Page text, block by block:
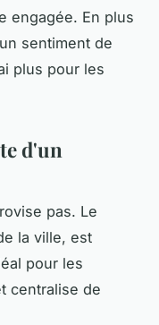
engagée. En plus
sentiment de
plus pour les
d'un
pas. Le
la ville, est
pour les
centralise de